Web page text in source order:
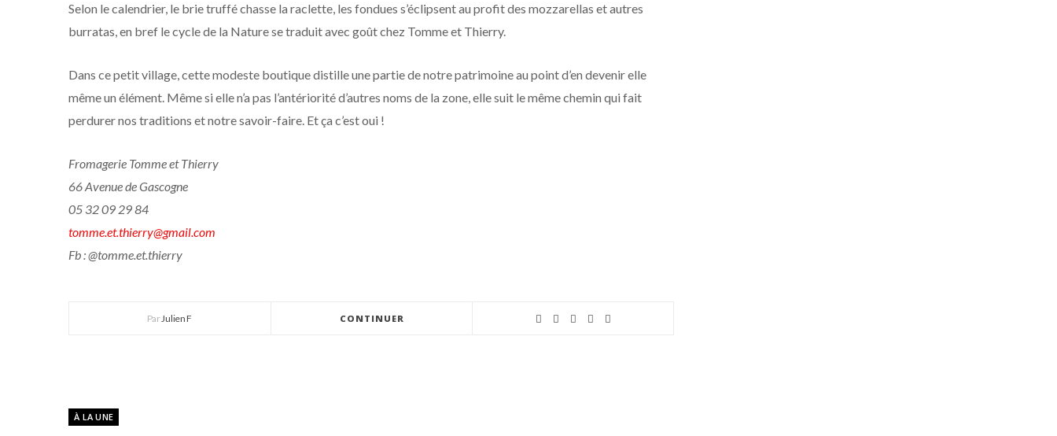
Selon le calendrier, le brie truffé chasse la raclette, les fondues s’éclipsent au profit des mozzarellas et autres
burratas, en bref le cycle de la Nature se traduit avec goût chez Tomme et Thierry.
Dans ce petit village, cette modeste boutique distille une partie de notre patrimoine au point d’en devenir elle
même un élément. Même si elle n’a pas l’antériorité d’autres noms de la zone, elle suit le même chemin qui fait
perdurer nos traditions et notre savoir-faire. Et ça c’est oui !
Fromagerie Tomme et Thierry
66 Avenue de Gascogne
05 32 09 29 84
tomme.et.thierry@gmail.com
Fb : @tomme.et.thierry
ParJulien F CONTINUER
À LA UNE